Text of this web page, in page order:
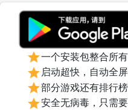
保持快乐。你能达到日常
star一个安装包整合所
star 启动超快，自动全
star部分游戏还有排行
star安全无病毒，只需